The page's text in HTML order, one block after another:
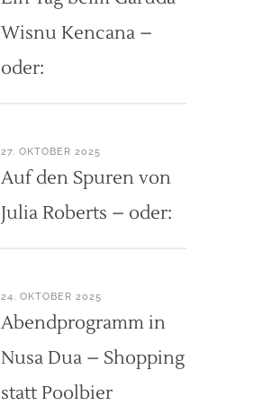
Wisnu Kencana –
oder:
27. OKTOBER 2025
Auf den Spuren von
Julia Roberts – oder:
24. OKTOBER 2025
Abendprogramm in
Nusa Dua – Shopping
statt Poolbier